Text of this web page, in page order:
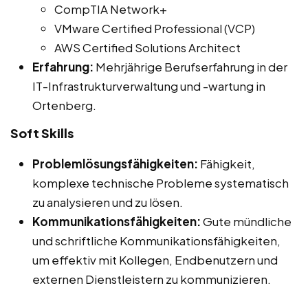
CompTIA Network+
VMware Certified Professional (VCP)
AWS Certified Solutions Architect
Erfahrung: Mehrjährige Berufserfahrung in der
IT-Infrastrukturverwaltung und -wartung in
Ortenberg.
Soft Skills
Problemlösungsfähigkeiten: Fähigkeit,
komplexe technische Probleme systematisch
zu analysieren und zu lösen.
Kommunikationsfähigkeiten:Gute mündliche
und schriftliche Kommunikationsfähigkeiten,
um effektiv mit Kollegen, Endbenutzern und
externen Dienstleistern zu kommunizieren.